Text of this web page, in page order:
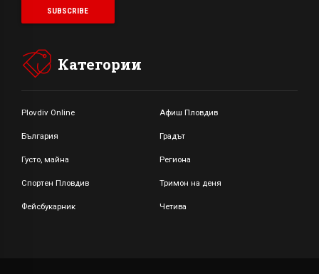
Категории
Plovdiv Online Афиш Пловдив
България Градът
Густо, майна Региона
Спортен Пловдив Тримон на деня
Фейсбукарник Четива